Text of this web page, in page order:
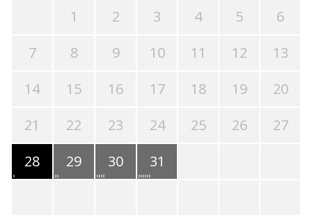
1
2 3 4 5
6
7
8 9 10 11 12
13
14
15 16 17 18 19
20
21
22 23 24 25 26
27
28
29 30 31